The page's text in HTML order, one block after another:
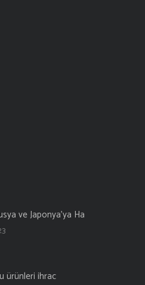
ve Japonya’ya Ha
ürünleri ihrac